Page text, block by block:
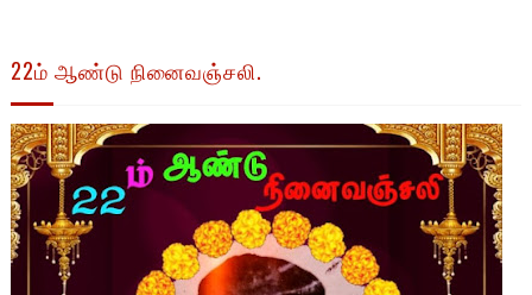
22ம் ஆண்டு நினைவஞ்சலி.